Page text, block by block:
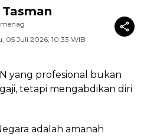
Tasman
05 Juli 2026, 10:33 WIB
yang profesional bukan
tetapi mengabdikan diri
adalah amanah